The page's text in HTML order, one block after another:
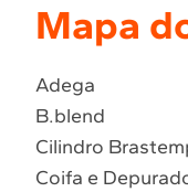
2
Fogao
4 º Lava Louça
5 º Cooktop
6º Microondas
7º Forno
Mapa
Adega
B.blend
Cilindro
Coifa e